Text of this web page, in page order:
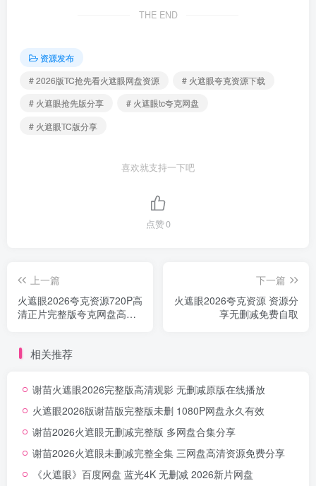
THE END
资源发布
# 2026版TC抢先看火遮眼网盘资源
# 火遮眼夸克资源下载
# 火遮眼抢先版分享
# 火遮眼tc夸克网盘
# 火遮眼TC版分享
喜欢就支持一下吧
点赞0
上一篇
火遮眼2026夸克资源720P高
清正片完整版夸克网盘高速
下一篇
火遮眼2026夸克资源 资源分
享无删减免费自取
相关推荐
谢苗火遮眼2026完整版高清观影 无删减原版在线播放
火遮眼2026版谢苗版完整版未删 1080P网盘永久有效
谢苗2026火遮眼无删减完整版 多网盘合集分享
谢苗2026火遮眼未删减完整全集 三网盘高清资源免费分享
《火遮眼》百度网盘 蓝光4K 无删减 2026新片网盘